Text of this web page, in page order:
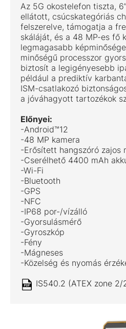
Az 5G okostelefon tiszta,
ellátott, csúcskategóriás
felszerelve, támogatja a
skáláját, és a 48 MP-es fő
legmagasabb
minőségű processzor
biztosít a legigényesebb
például a prediktív
ISM-csatlakozó
a jóváhagyott tartozékok
Előnyei:
-Android™12
-48 MP kamera
-Erősített hangszóró zajos
-Cserélhető 4400 mAh
-Wi-Fi
-Bluetooth
-GPS
-NFC
-IP68 por-/vízálló
-Gyorsulásmérő
-Gyroszkóp
-Fény
-Mágneses
-Közelség és nyomás
IS540.2 (ATEX zone